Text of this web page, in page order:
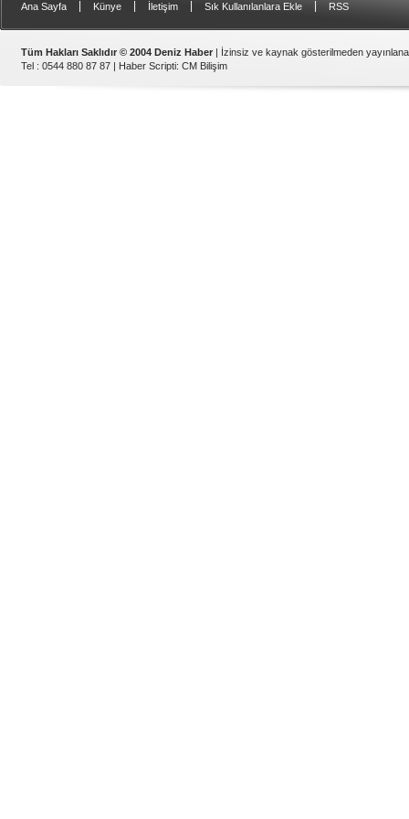
Ana Sayfa Künye İletişim Sık Kullanılanlara Ekle RSS
Tüm Hakları Saklıdır © 2004 Deniz Haber | İzinsiz ve kaynak gösterilmeden
Tel : 0544 880 87 87 | Haber Scripti: CM Bilişim